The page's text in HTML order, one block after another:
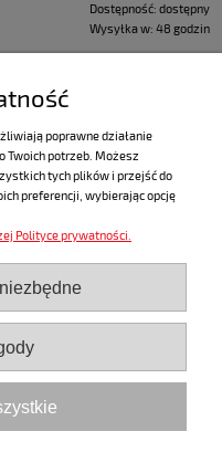
Dostępność: dostępny
Wysyłka w: 48 godzin
« 1 2 3 4 5 6
poprawne działanie
Twoich potrzeb. Możesz
tych plików i przejść do
preferencji, wybierając opcję
Polityce prywatności.